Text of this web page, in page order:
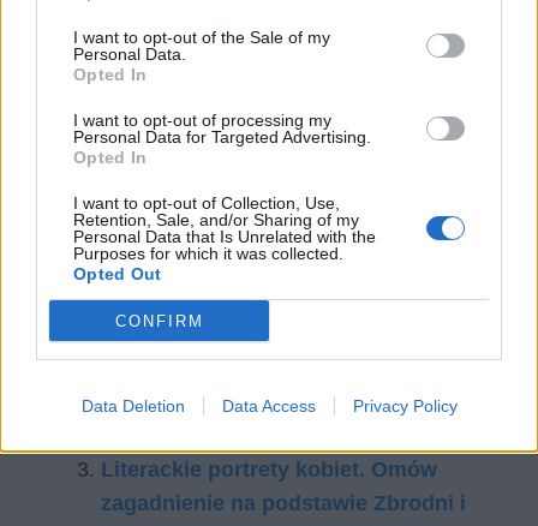
I want to opt-out of the Sale of my
Personal Data.
Opted In
I want to opt-out of processing my
Personal Data for Targeted Advertising.
Opted In
I want to opt-out of Collection, Use,
Retention, Sale, and/or Sharing of my
Personal Data that Is Unrelated with the
Purposes for which it was collected.
Opted Out
CONFIRM
Data Deletion Data Access Privacy Policy
zarówno konfliktem społecznym, jak i osobistym.
Oczywiście w niektórych sytuacjach trudno jest
orzec konkretnie kto ma rację, lecz bywają
dobro i prawo kończy się tam, gdzie zaczyna się
dobro i prawo drugiego człowieka.
Czytaj także:
Jakie postawy przyjmuje człowiek w
obliczu trudnych decyzji życiowych?
W pracy odwołaj się do wybranej
lektury obowiązkowej, innego utworu
literackiego i wybranych kontekstów.
Literackie portrety kobiet. Omów
zagadnienie na podstawie Zbrodni i